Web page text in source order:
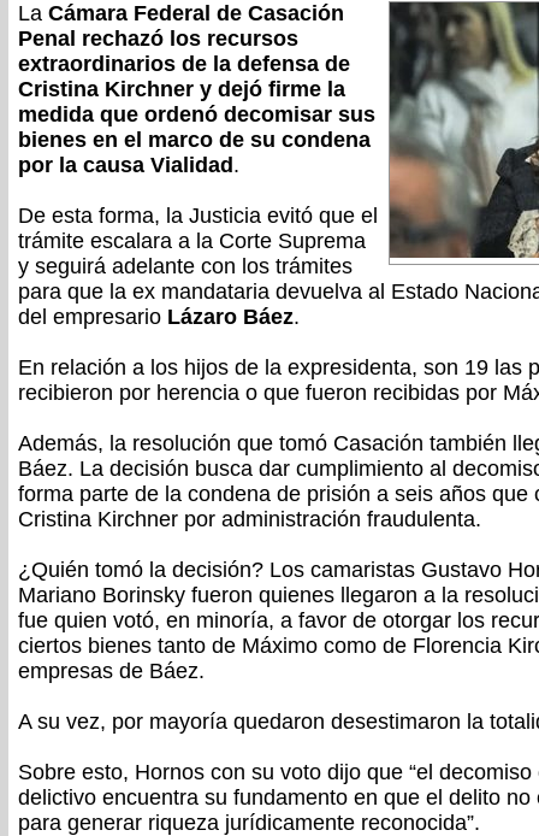
La Cámara Federal de Casación
Penal rechazó los recursos
extraordinarios de la defensa de
Cristina Kirchner y dejó firme la
medida que ordenó decomisar sus
bienes en el marco de su condena
por la causa Vialidad .
De esta forma, la Justicia evitó que el
trámite escalara a la Corte Suprema
y seguirá adelante con los trámites
para que la ex mandataria devuelva al Estado
del empresario Lázaro Báez.
En relación a los hijos de la expresidenta, son 19 las
recibieron por herencia o que fueron recibidas por
Además, la resolución que tomó Casación también
Báez. La decisión busca dar cumplimiento al
forma parte de la condena de prisión a seis años que
Cristina Kirchner por administración fraudulenta.
¿Quién tomó la decisión? Los camaristas Gustavo
Mariano Borinsky fueron quienes llegaron a la
fue quien votó, en minoría, a favor de otorgar los
ciertos bienes tanto de Máximo como de Florencia
empresas de Báez.
A su vez, por mayoría quedaron desestimaron la
Sobre esto, Hornos con su voto dijo que “el
delictivo encuentra su fundamento en que el delito
para generar riqueza jurídicamente reconocida”.